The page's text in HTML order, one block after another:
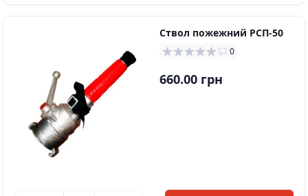
Ствол пожежний РСП-50
0
660.00 грн